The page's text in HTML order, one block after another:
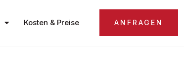
Kosten & Preise ANFRAGEN